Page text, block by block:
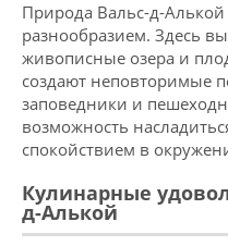
Природа Вальс-д-Алькой
разнообразием. Здесь
живописные озера и
создают неповторимые
заповедники и
возможность
спокойствием в
Кулинарные
д-Алькой